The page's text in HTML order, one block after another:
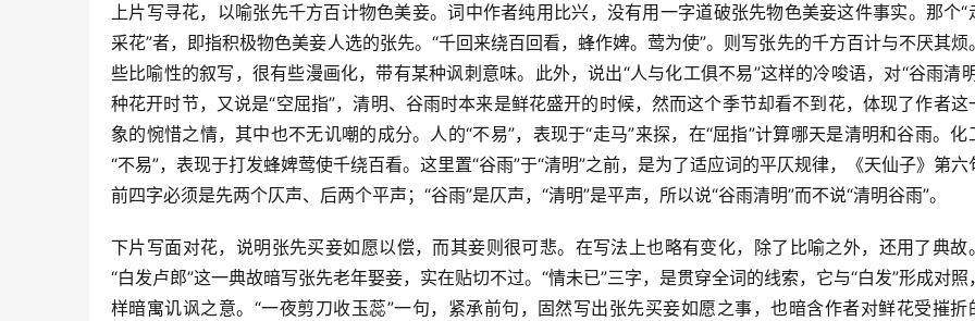
上片写寻花，以喻张先千方百计物色美妾。词中作者纯用比兴，没有用一字道破张先物色美妾这件事实。那个“
采花”者，即指积极物色美妾人选的张先。“千回来绕百回看，蜂作婢。莺为使”。则写张先的千方百计与不厌其烦
些比喻性的叙写，很有些漫画化，带有某种讽刺意味。此外，说出“人与化工俱不易”这样的冷唆语，对“谷雨清
种花开时节，又说是“空屈指”，清明、谷雨时本来是鲜花盛开的时候，然而这个季节却看不到花，体现了作者这
象的惋惜之情，其中也不无讥嘲的成分。人的“不易”，表现于“走马”来探，在“屈指”计算哪天是清明和谷雨。化
“不易”，表现于打发蜂婢莺使千绕百看。这里置“谷雨”于“清明”之前，是为了适应词的平仄规律，《天仙子》第六
前四字必须是先两个仄声、后两个平声；“谷雨”是仄声，“清明”是平声，所以说“谷雨清明”而不说“清明谷雨”。
下片写面对花，说明张先买妾如愿以偿，而其妾则很可悲。在写法上也略有变化，除了比喻之外，还用了典故
“白发卢郎”这一典故暗写张先老年娶妾，实在贴切不过。“情未已”三字，是贯穿全词的线索，它与“白发”形成对照
样暗寓讥讽之意。“一夜剪刀收玉蕊”一句，紧承前句，固然写出张先买妾如愿之事，也暗含作者对鲜花受摧折